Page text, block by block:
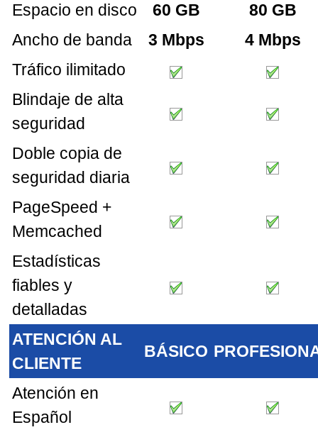
Espacio en disco
60 GB
80 GB
Ancho de banda
3 Mbps
4 Mbps
Tráfico ilimitado
Blindaje de alta
seguridad
Doble copia de
seguridad diaria
PageSpeed +
Memcached
Estadí­sticas
fiables y
detalladas
ATENCIÓN AL
CLIENTE
BÁSICO
Atención en
Español